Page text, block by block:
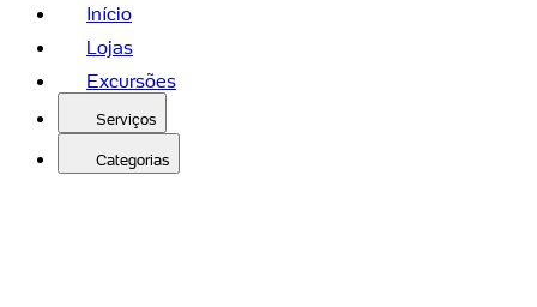
Início
Lojas
Excursões
Serviços
Categorias